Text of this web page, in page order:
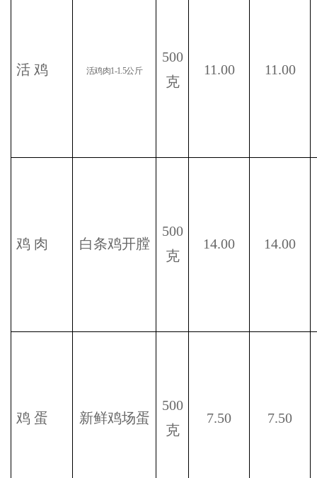
活 鸡 活鸡肉1-1.5公斤
500
克
11.00 11.00
鸡 肉 白条鸡开膛
500
克
14.00 14.00
鸡 蛋 新鲜鸡场蛋
500
克
7.50 7.50